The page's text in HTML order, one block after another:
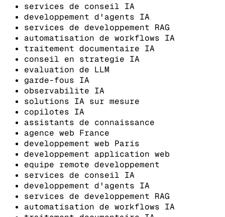
services de conseil IA
developpement d'agents IA
services de developpement RAG
automatisation de workflows IA
traitement documentaire IA
conseil en strategie IA
evaluation de LLM
garde-fous IA
observabilite IA
solutions IA sur mesure
copilotes IA
assistants de connaissance
agence web France
developpement web Paris
developpement application web
equipe remote developpement
services de conseil IA
developpement d'agents IA
services de developpement RAG
automatisation de workflows IA